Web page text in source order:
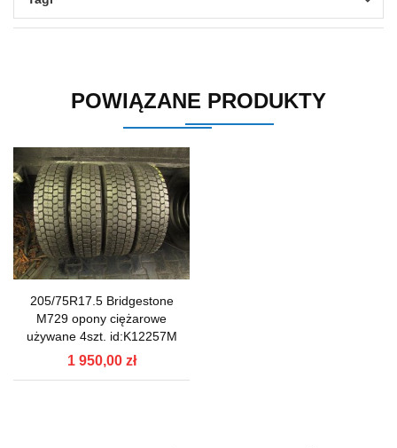
POWIĄZANE PRODUKTY
205/75R17.5 Bridgestone
M729 opony ciężarowe
używane 4szt. id:K12257M
1 950,00 zł